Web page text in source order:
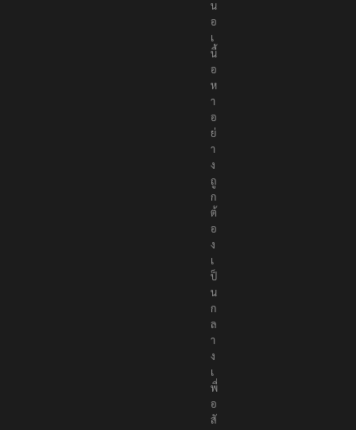
เ
ส
น
อ
เ
นื้
อ
ห
า
อ
ย่
า
ง
ถู
ก
ต้
อ
ง
เ
ป็
น
ก
ล
า
ง
เ
พื่